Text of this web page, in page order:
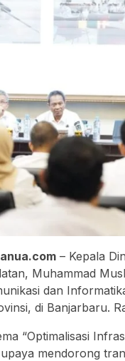
– Kepala
Muhammad
dan
di Banjarbaru.
“Optimalisasi
mendorong